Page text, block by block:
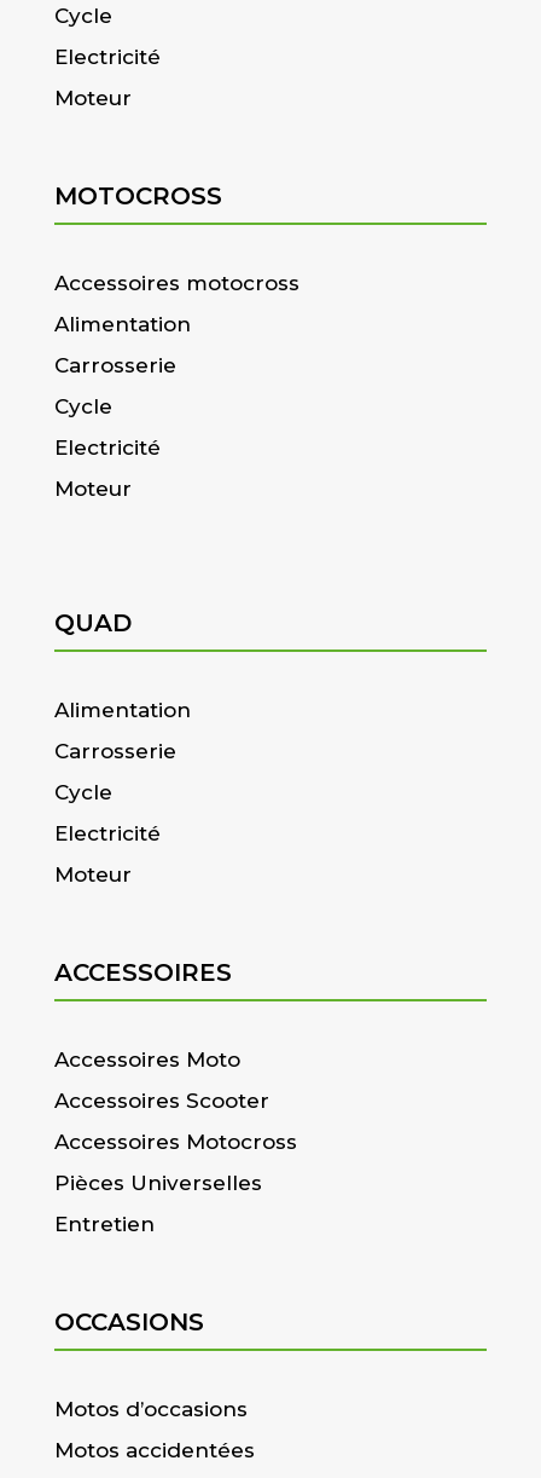
Cycle
Electricité
Moteur
MOTOCROSS
Accessoires motocross
Alimentation
Carrosserie
Cycle
Electricité
Moteur
QUAD
Alimentation
Carrosserie
Cycle
Electricité
Moteur
ACCESSOIRES
Accessoires Moto
Accessoires Scooter
Accessoires Motocross
Pièces Universelles
Entretien
OCCASIONS
Motos d’occasions
Motos accidentées